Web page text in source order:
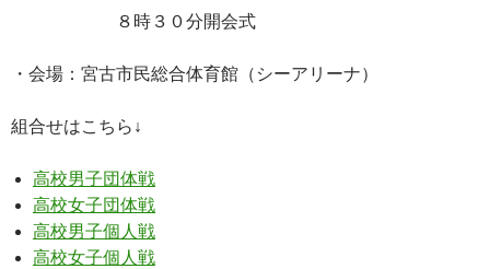
８時３０分開会式
・会場：宮古市民総合体育館（シーアリーナ）
組合せはこちら↓
高校男子団体戦
高校女子団体戦
高校男子個人戦
高校女子個人戦